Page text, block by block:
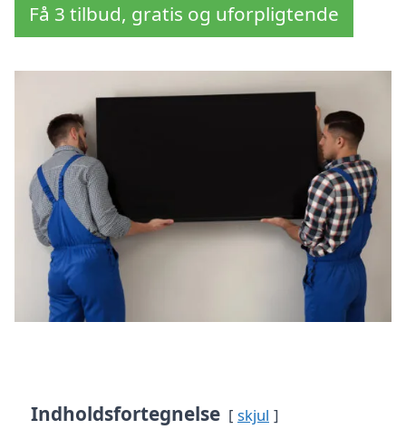
Få 3 tilbud, gratis og uforpligtende
Indholdsfortegnelse skjul